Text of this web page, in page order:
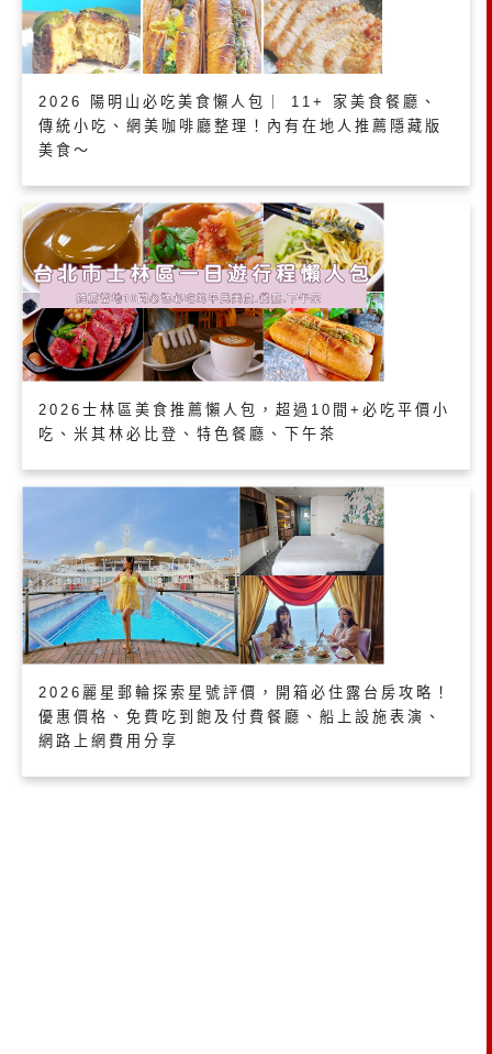
2026 陽明山必吃美食懶人包｜ 11+ 家美食餐廳、
傳統小吃、網美咖啡廳整理！內有在地人推薦隱藏版
美食～
2026士林區美食推薦懶人包，超過10間+必吃平價小
吃、米其林必比登、特色餐廳、下午茶
2026麗星郵輪探索星號評價，開箱必住露台房攻略！
優惠價格、免費吃到飽及付費餐廳、船上設施表演、
網路上網費用分享